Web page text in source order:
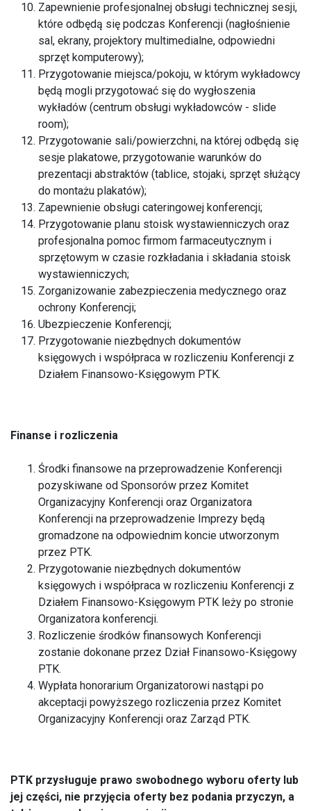
Zapewnienie profesjonalnej obsługi technicznej sesji,
które odbędą się podczas Konferencji (nagłośnienie
sal, ekrany, projektory multimedialne, odpowiedni
sprzęt komputerowy);
Przygotowanie miejsca/pokoju, w którym wykładowcy
będą mogli przygotować się do wygłoszenia
wykładów (centrum obsługi wykładowców - slide
room);
Przygotowanie sali/powierzchni, na której odbędą się
sesje plakatowe, przygotowanie warunków do
prezentacji abstraktów (tablice, stojaki, sprzęt służący
do montażu plakatów);
Zapewnienie obsługi cateringowej konferencji;
Przygotowanie planu stoisk wystawienniczych oraz
profesjonalna pomoc firmom farmaceutycznym i
sprzętowym w czasie rozkładania i składania stoisk
wystawienniczych;
Zorganizowanie zabezpieczenia medycznego oraz
ochrony Konferencji;
Ubezpieczenie Konferencji;
Przygotowanie niezbędnych dokumentów
księgowych i współpraca w rozliczeniu Konferencji z
Działem Finansowo-Księgowym PTK.
Finanse i rozliczenia
Środki finansowe na przeprowadzenie Konferencji
pozyskiwane od Sponsorów przez Komitet
Organizacyjny Konferencji oraz Organizatora
Konferencji na przeprowadzenie Imprezy będą
gromadzone na odpowiednim koncie utworzonym
przez PTK.
Przygotowanie niezbędnych dokumentów
księgowych i współpraca w rozliczeniu Konferencji z
Działem Finansowo-Księgowym PTK leży po stronie
Organizatora konferencji.
Rozliczenie środków finansowych Konferencji
zostanie dokonane przez Dział Finansowo-Księgowy
PTK.
Wypłata honorarium Organizatorowi nastąpi po
akceptacji powyższego rozliczenia przez Komitet
Organizacyjny Konferencji oraz Zarząd PTK.
PTK przysługuje prawo swobodnego wyboru oferty lub
jej części, nie przyjęcia oferty bez podania przyczyn, a